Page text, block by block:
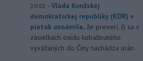
20:01 - Vláda Konžskej
demokratickej republiky (KDR) v
piatok oznámila, že preverí, či sa v
zásielkach oxidu kobaltnatého
vyvážaných do Číny nachádza urán.